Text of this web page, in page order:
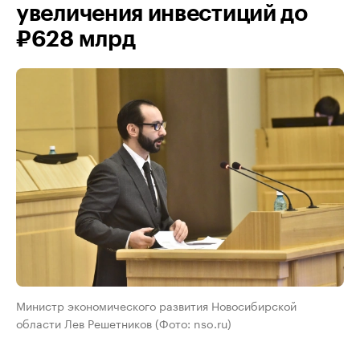
увеличения инвестиций до
₽628 млрд
Министр экономического развития Новосибирской
области Лев Решетников (Фото: nso.ru)